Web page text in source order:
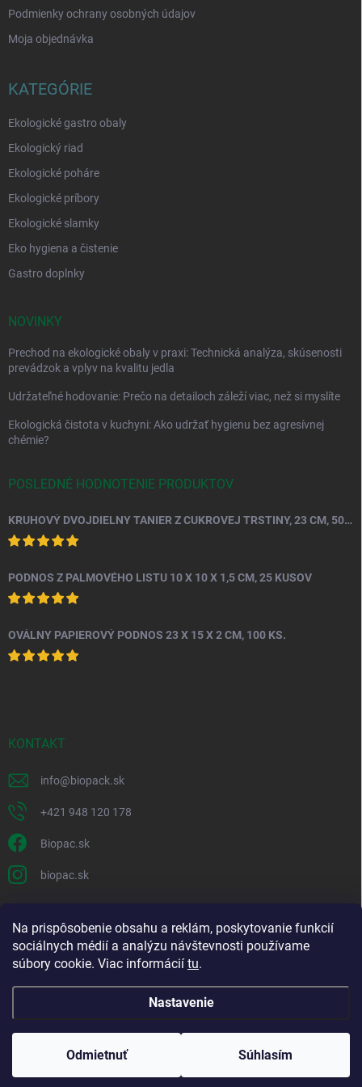
Na prispôsobenie obsahu a reklám, poskytovanie funkcií
sociálnych médií a analýzu návštevnosti používame
súbory cookie. Viac informácií tu.
Nastavenie
Odmietnuť Súhlasím
Podmienky ochrany osobných údajov
Moja objednávka
KATEGÓRIE
Ekologické gastro obaly
Ekologický riad
Ekologické poháre
Ekologické príbory
Ekologické slamky
Eko hygiena a čistenie
Gastro doplnky
NOVINKY
Prechod na ekologické obaly v praxi: Technická analýza, skúsenosti
prevádzok a vplyv na kvalitu jedla
Udržateľné hodovanie: Prečo na detailoch záleží viac, než si myslíte
Ekologická čistota v kuchyni: Ako udržať hygienu bez agresívnej
chémie?
POSLEDNÉ HODNOTENIE PRODUKTOV
KRUHOVÝ DVOJDIELNY TANIER Z CUKROVEJ TRSTINY, 23 CM, 50 KS.
PODNOS Z PALMOVÉHO LISTU 10 X 10 X 1,5 CM, 25 KUSOV
OVÁLNY PAPIEROVÝ PODNOS 23 X 15 X 2 CM, 100 KS.
KONTAKT
info@biopack.sk
+421 948 120 178
Biopac.sk
biopac.sk
Good E-shops have logic. SALELOGICS
Vytvoril Shoptet
Copyright 2026Biopack. Všetky práva vyhradené.Upraviť nastavenie